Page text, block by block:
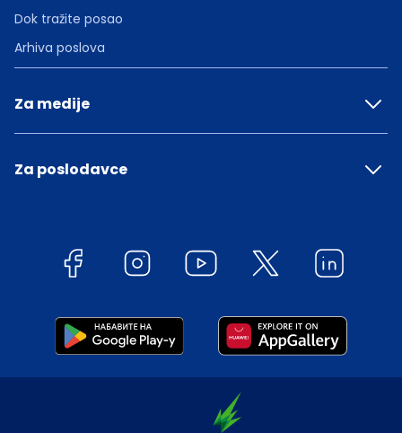
Dok tražite posao
Arhiva poslova
Za medije
Za poslodavce